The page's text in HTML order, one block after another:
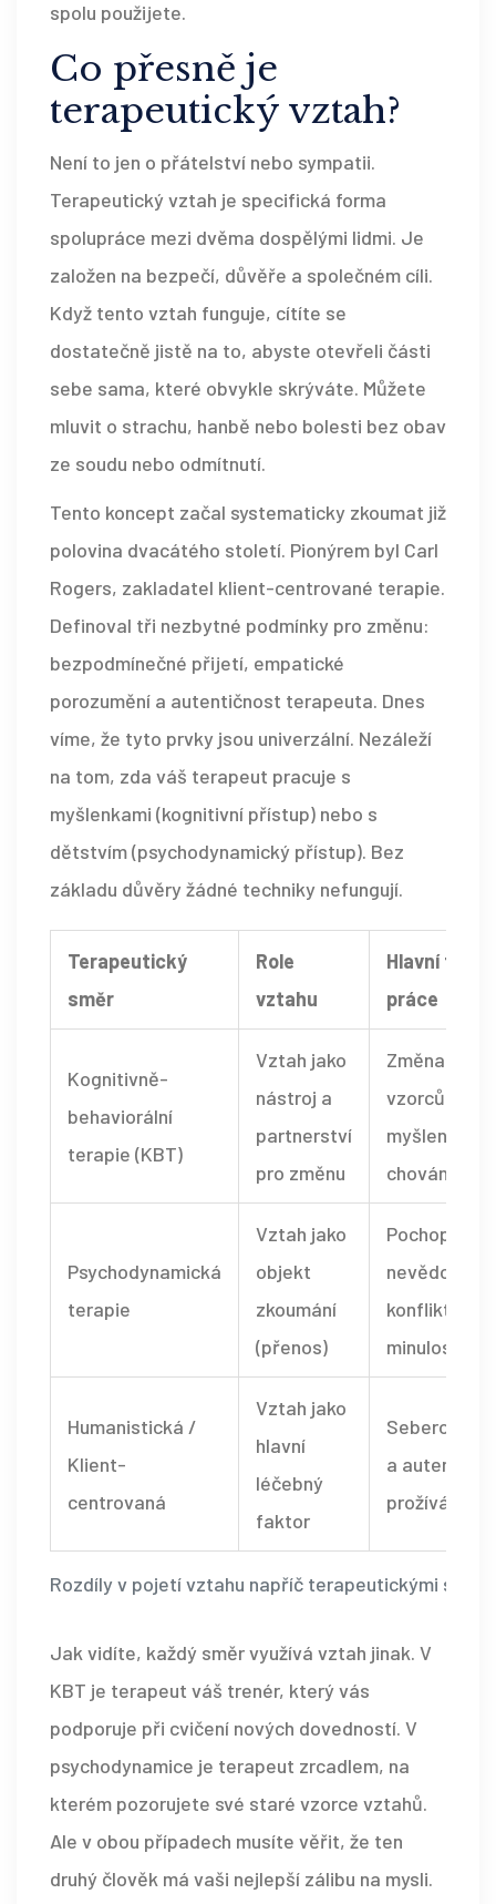
spolu použijete.
Co přesně je
terapeutický vztah?
Není to jen o přátelství nebo sympatii.
Terapeutický vztah je specifická forma
spolupráce mezi dvěma dospělými lidmi. Je
založen na bezpečí, důvěře a společném cíli.
Když tento vztah funguje, cítíte se
dostatečně jistě na to, abyste otevřeli části
sebe sama, které obvykle skrýváte. Můžete
mluvit o strachu, hanbě nebo bolesti bez obav
ze soudu nebo odmítnutí.
Tento koncept začal systematicky zkoumat již
polovina dvacátého století. Pionýrem byl Carl
Rogers, zakladatel klient-centrované terapie.
Definoval tři nezbytné podmínky pro změnu:
bezpodmínečné přijetí, empatické
porozumění a autentičnost terapeuta. Dnes
víme, že tyto prvky jsou univerzální. Nezáleží
na tom, zda váš terapeut pracuje s
myšlenkami (kognitivní přístup) nebo s
dětstvím (psychodynamický přístup). Bez
základu důvěry žádné techniky nefungují.
Rozdíly v pojetí vztahu napříč terapeutickými směry
Terapeutický
směr
Role
vztahu
Hlavní fokus
práce
Kognitivně-
behaviorální
terapie (KBT)
Vztah jako
nástroj a
partnerství
pro změnu
Změna
vzorců
myšlení a
chování
Psychodynamická
terapie
Vztah jako
objekt
zkoumání
(přenos)
Pochopení
nevědomých
konfliktů a
minulosti
Humanistická /
Klient-
centrovaná
Vztah jako
hlavní
léčebný
faktor
Seberozvoj
a autentické
prožívání
Jak vidíte, každý směr využívá vztah jinak. V
KBT je terapeut váš trenér, který vás
podporuje při cvičení nových dovedností. V
psychodynamice je terapeut zrcadlem, na
kterém pozorujete své staré vzorce vztahů.
Ale v obou případech musíte věřit, že ten
druhý člověk má vaši nejlepší zálibu na mysli.